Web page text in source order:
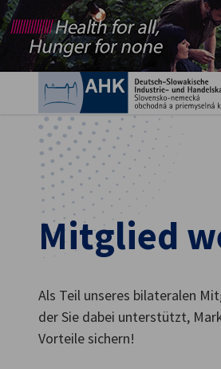
Mitglied
Als Teil unseres bilateralen
der Sie dabei unterstützt,
Vorteile sichern!